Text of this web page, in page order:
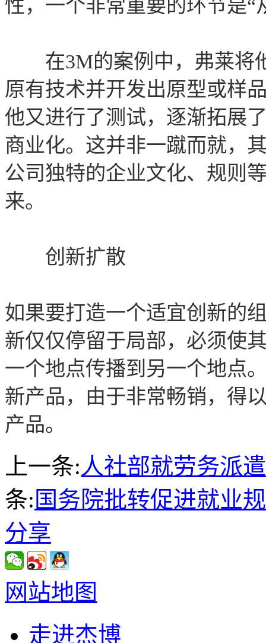
性，一个非常重要的环节是
在3M的案例中，弗莱将
原有技术并开发出原型或样
他又进行了测试，逐渐拓展
商业化。这并非一蹴而就，
公司独特的企业文化、规则
来。
创新扩散
如果要打造一个适宜创新的
新仅仅停留于局部，必须使
一个地点传播到另一个地点
新产品，由于非常畅销，得
产品。
上一条:人社部就劳务派
条: 国务院批转促进就业
分享
网站地图
走进杰博